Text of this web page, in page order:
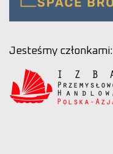
Jesteśmy członkami: